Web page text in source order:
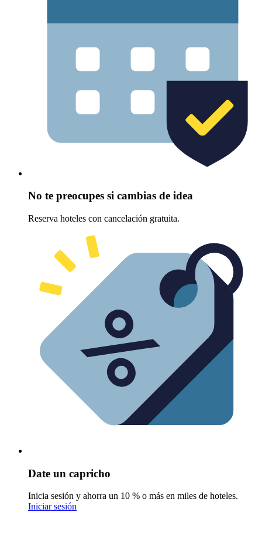
No te preocupes si cambias de idea
Reserva hoteles con cancelación gratuita.
Date un capricho
Inicia sesión y ahorra un 10 % o más en miles de hoteles.
Iniciar sesión